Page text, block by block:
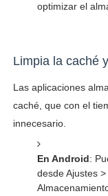
optimizar el
Limpia la caché
Las aplicaciones
caché, que con el
innecesario.
En Android:
desde Ajustes